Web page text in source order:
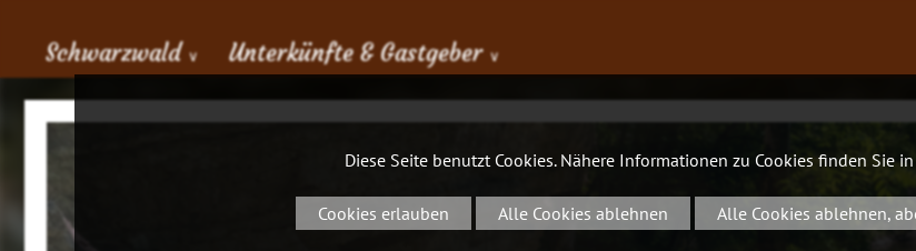
Schwarzwald ∨ Unterkünfte & Gastgeber ∨
Diese Seite benutzt Cookies. Nähere Informationen zu Cookies finden Sie
Cookies erlauben Alle Cookies ablehnen Alle Cookies ablehnen,